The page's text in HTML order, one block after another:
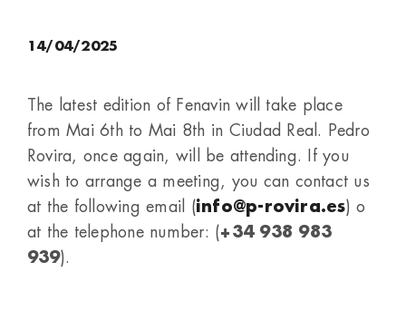
14/04/2025
The latest edition of Fenavin will take place
from Mai 6th to Mai 8th in Ciudad Real. Pedro
Rovira, once again, will be attending. If you
wish to arrange a meeting, you can contact us
at the following email (info@p-rovira.es) o
at the telephone number: (+34 938 983
939).